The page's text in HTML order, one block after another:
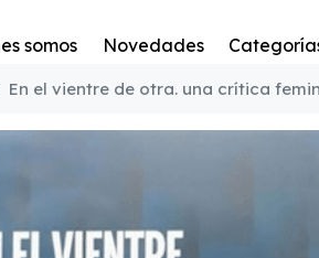
somos Novedades
En el vientre de otra. una crítica